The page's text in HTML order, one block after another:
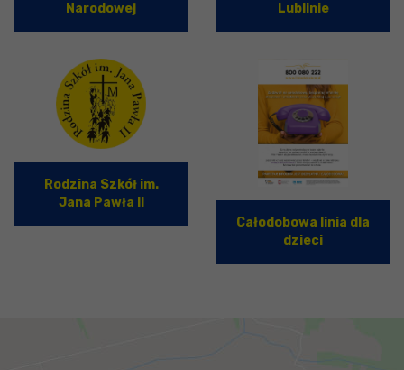
Narodowej
Lublinie
Rodzina Szkół im.
Jana Pawła II
Całodobowa linia dla
dzieci